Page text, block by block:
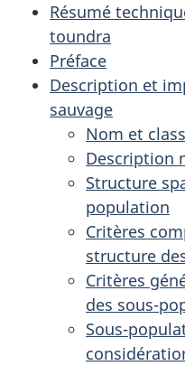
Résumé
toundra
Préface
Description et
sauvage
Nom et
Description
Structure
population
Critères
structure
Critères
des sous-
Sous-